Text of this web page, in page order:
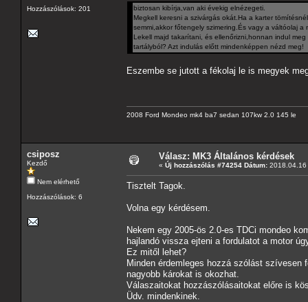
Hozzászólások: 201
biztosan kibírja,van aki évekig elnézegeti.
Megkell keresni a szivárgás okát.Ha a karter
semmi,akkor főtengely szimering.És vagy a váltóolaj
Lekell majd takarítani, és ellenőrizni,honnan indul
tartályból? Azt indulás előtt mindenképpen nézd meg!
Eszembe se jutott a fékolaj le is megyek
2008 Ford Mondeo mk4 ba7 sedan 107kw 2.0 145 le
csiposz
Kezdő
Nem elérhető
Hozzászólások: 6
Válasz: MK3 Általános kérdések
« Új hozzászólás #74254 Dátum:
Tisztelt Tagok.
Volna egy kérdésem.
Nekem egy 2005-ös 2.0-es TDCi mondeo
hajlandó vissza ejteni a fordulatot a motor
Ez mitől lehet?
Minden érdemleges hozzá szólást
nagyobb károkat is okozhat.
Válaszaitokat hozzászólásaitokat előre is
Üdv. mindenkinek.